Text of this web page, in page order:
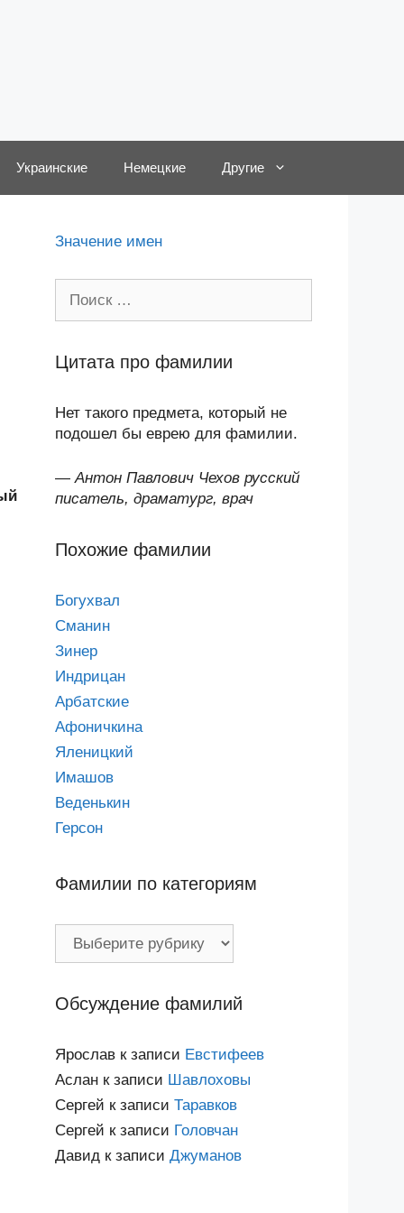
Украинские Немецкие Другие
Значение имен
Цитата про фамилии
Нет такого предмета, который не
подошел бы еврею для фамилии.
— Антон Павлович Чехов русский
писатель, драматург, врач
Похожие фамилии
Богухвал
Сманин
Зинер
Индрицан
Арбатские
Афоничкина
Яленицкий
Имашов
Веденькин
Герсон
Фамилии по категориям
Обсуждение фамилий
Ярослав к записи Евстифеев
Аслан к записи Шавлоховы
Сергей к записи Таравков
Сергей к записи Головчан
Давид к записи Джуманов